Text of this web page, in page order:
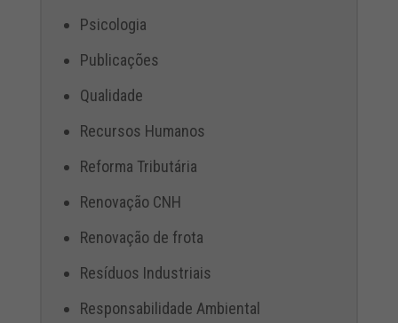
Psicologia
Publicações
Qualidade
Recursos Humanos
Reforma Tributária
Renovação CNH
Renovação de frota
Resíduos Industriais
Responsabilidade Ambiental